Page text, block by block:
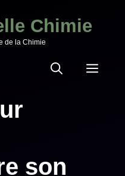
Chimie
de la Chimie
son